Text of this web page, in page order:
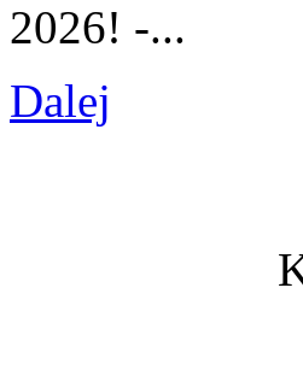
2026! -...
Dalej